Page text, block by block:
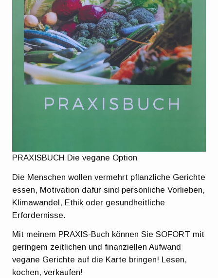
PRAXISBUCH Die vegane Option
Die Menschen wollen vermehrt pflanzliche Gerichte
essen, Motivation dafür sind persönliche Vorlieben,
Klimawandel, Ethik oder gesundheitliche
Erfordernisse.
Mit meinem PRAXIS-Buch können Sie SOFORT mit
geringem zeitlichen und finanziellen Aufwand
vegane Gerichte auf die Karte bringen! Lesen,
kochen, verkaufen!